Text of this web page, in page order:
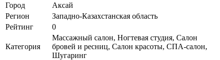
Город
Аксай
Регион
Западно-Казахстанская область
Рейтинг
0
Категория
Массажный салон, Ногтевая студия, Салон
бровей и ресниц, Салон красоты, СПА-салон,
Шугаринг